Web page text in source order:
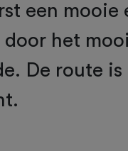
een mooie
het
De route